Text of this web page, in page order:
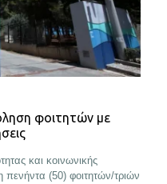
φοιτητών με
και κοινωνικής
πενήντα (50) φοιτητών/τριών